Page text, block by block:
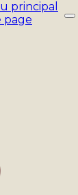
principal
page